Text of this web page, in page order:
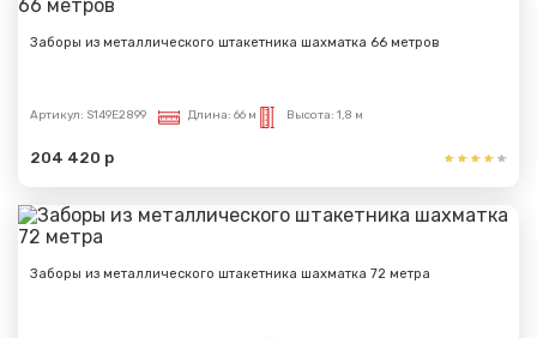
Заборы из металлического штакетника шахматка 66 метров
Артикул: S149E2899 Длина: 66 м Высота: 1,8 м
204 420 р
Заборы из металлического штакетника шахматка 72 метра